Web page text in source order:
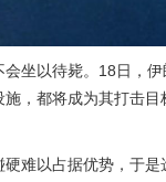
坐以待毙。18日，
，都将成为其打击
难以占据优势，于